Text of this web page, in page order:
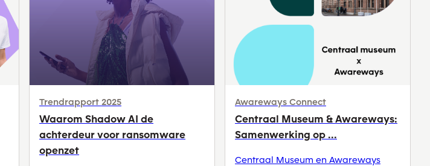
Trendrapport 2025
Waarom Shadow AI de
achterdeur voor ransomware
openzet
Awareways Connect
Centraal Museum & Awareways:
Samenwerking op ...
Centraal Museum en Awareways